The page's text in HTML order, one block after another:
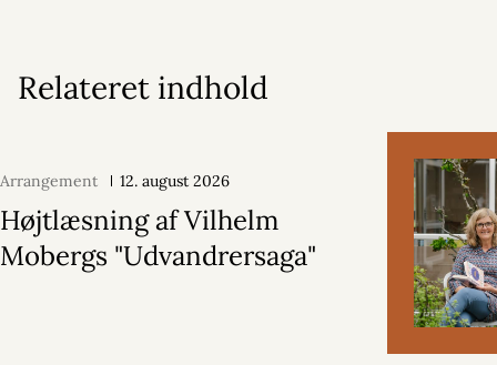
Relateret indhold
Arrangement 12. august 2026
Højtlæsning af Vilhelm
Mobergs "Udvandrersaga"